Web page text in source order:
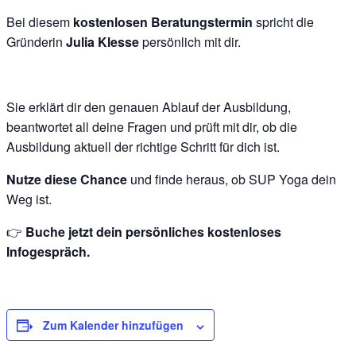
Bei diesem kostenlosen Beratungstermin spricht die
Gründerin Julia Klessepersönlich mit dir.
Sie erklärt dir den genauen Ablauf der Ausbildung,
beantwortet all deine Fragen und prüft mit dir, ob die
Ausbildung aktuell der richtige Schritt für dich ist.
Nutze diese Chance und finde heraus, ob SUP Yoga dein
Weg ist.
👉 Buche jetzt dein persönliches kostenloses
Infogespräch.
Zum Kalender hinzufügen